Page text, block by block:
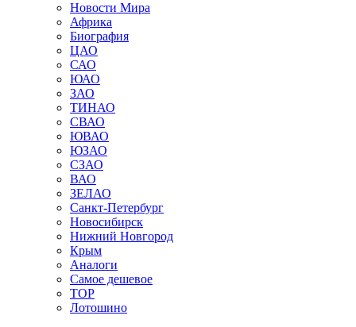
Новости Мира
Африка
Биография
ЦАО
САО
ЮАО
ЗАО
ТИНАО
СВАО
ЮВАО
ЮЗАО
СЗАО
ВАО
ЗЕЛАО
Санкт-Петербург
Новосибирск
Нижний Новгород
Крым
Аналоги
Самое дешевое
TOP
Лотошино